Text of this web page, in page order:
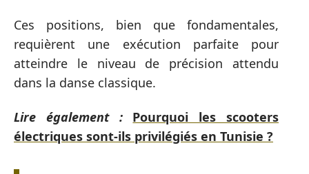
Ces positions, bien que fondamentales,
requièrent une exécution parfaite pour
atteindre le niveau de précision attendu
dans la danse classique.
Lire également :
Pourquoi les scooters
électriques sont-ils privilégiés en Tunisie ?